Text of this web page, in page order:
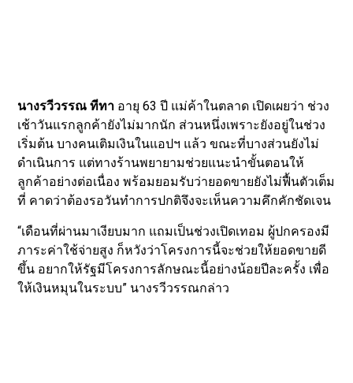
นางรวีวรรณ ทีทา อายุ 63 ปี แม่ค้าในตลาด เปิดเผยว่า ช่วง
เช้าวันแรกลูกค้ายังไม่มากนัก ส่วนหนึ่งเพราะยังอยู่ในช่วง
เริ่มต้น บางคนเติมเงินในแอปฯ แล้ว ขณะที่บางส่วนยังไม่
ดำเนินการ แต่ทางร้านพยายามช่วยแนะนำขั้นตอนให้
ลูกค้าอย่างต่อเนื่อง พร้อมยอมรับว่ายอดขายยังไม่ฟื้นตัวเต็ม
ที่ คาดว่าต้องรอวันทำการปกติจึงจะเห็นความคึกคักชัดเจน
“เดือนที่ผ่านมาเงียบมาก แถมเป็นช่วงเปิดเทอม ผู้ปกครองมี
ภาระค่าใช้จ่ายสูง ก็หวังว่าโครงการนี้จะช่วยให้ยอดขายดี
ขึ้น อยากให้รัฐมีโครงการลักษณะนี้อย่างน้อยปีละครั้ง เพื่อ
ให้เงินหมุนในระบบ” นางรวีวรรณกล่าว